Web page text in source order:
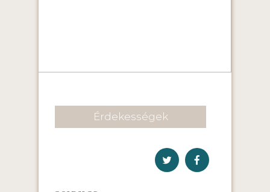
Érdekességek